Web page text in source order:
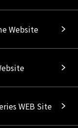
Website
WEB Site